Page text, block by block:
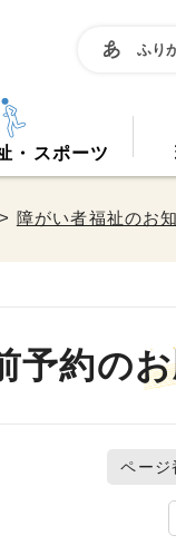
ふり
・スポーツ
> 障がい者福祉のお
予約の
ペー